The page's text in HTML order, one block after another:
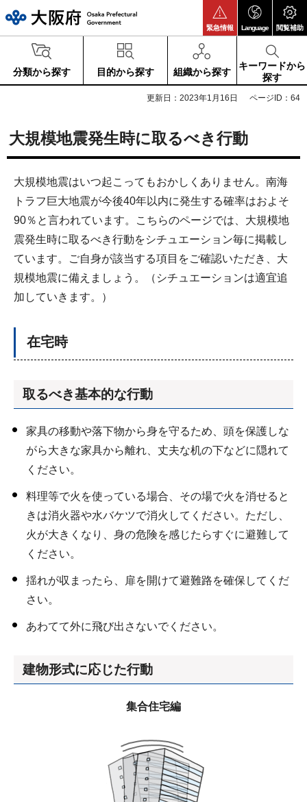
緊急情報 Language 閲覧補助
分類から探す 目的から探す 組織から探す
キーワードから
探す
更新日：2023年1月16日 ページID：64
大規模地震発生時に取るべき行動
大規模地震はいつ起こってもおかしくありません。南海
トラフ巨大地震が今後40年以内に発生する確率はおよそ
90％と言われています。こちらのページでは、大規模地
震発生時に取るべき行動をシチュエーション毎に掲載し
ています。ご自身が該当する項目をご確認いただき、大
規模地震に備えましょう。（シチュエーションは適宜追
加していきます。）
在宅時
取るべき基本的な行動
家具の移動や落下物から身を守るため、頭を保護しな
がら大きな家具から離れ、丈夫な机の下などに隠れて
ください。
料理等で火を使っている場合、その場で火を消せると
きは消火器や水バケツで消火してください。ただし、
火が大きくなり、身の危険を感じたらすぐに避難して
ください。
揺れが収まったら、扉を開けて避難路を確保してくだ
さい。
あわてて外に飛び出さないでください。
建物形式に応じた行動
集合住宅編